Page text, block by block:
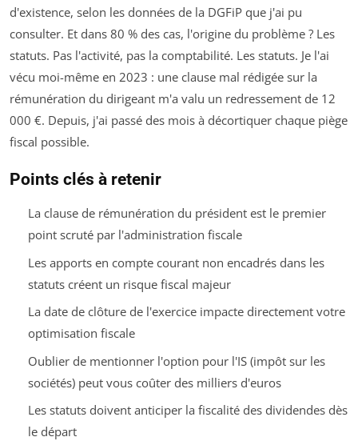
d'existence, selon les données de la DGFiP que j'ai pu
consulter. Et dans 80 % des cas, l'origine du problème ? Les
statuts. Pas l'activité, pas la comptabilité. Les statuts. Je l'ai
vécu moi-même en 2023 : une clause mal rédigée sur la
rémunération du dirigeant m'a valu un redressement de 12
000 €. Depuis, j'ai passé des mois à décortiquer chaque piège
fiscal possible.
Points clés à retenir
La clause de rémunération du président est le premier
point scruté par l'administration fiscale
Les apports en compte courant non encadrés dans les
statuts créent un risque fiscal majeur
La date de clôture de l'exercice impacte directement votre
optimisation fiscale
Oublier de mentionner l'option pour l'IS (impôt sur les
sociétés) peut vous coûter des milliers d'euros
Les statuts doivent anticiper la fiscalité des dividendes dès
le départ